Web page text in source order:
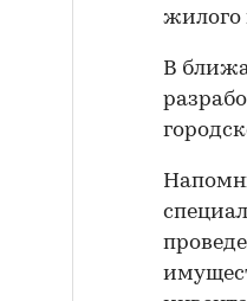
жилого
В